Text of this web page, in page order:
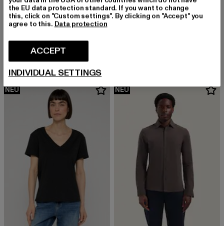
REPLAY
Hosen FP
EUR 148,99
Derzeitiger Preis: EUR 148,99
NEU NEU
the EU data protection standard. If you want to change
this, click on "Custom settings". By clicking on "Accept" you
agree to this. Data protection
ACCEPT
INDIVIDUAL SETTINGS